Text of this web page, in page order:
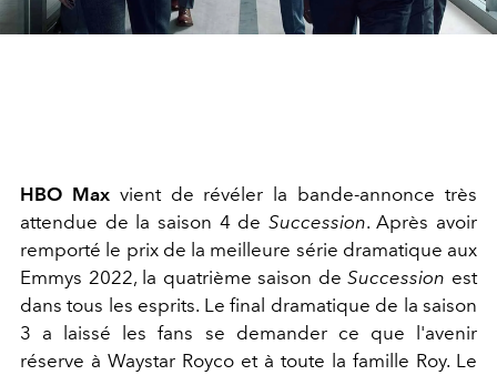
HBO Maxvient de révéler la bande-annonce très
attendue de la saison 4 de Succession. Après avoir
remporté le prix de la meilleure série dramatique aux
Emmys 2022, la quatrième saison deSuccession est
dans tous les esprits. Le final dramatique de la saison
3 a laissé les fans se demander ce que l'avenir
réserve à Waystar Royco et à toute la famille Roy. Le